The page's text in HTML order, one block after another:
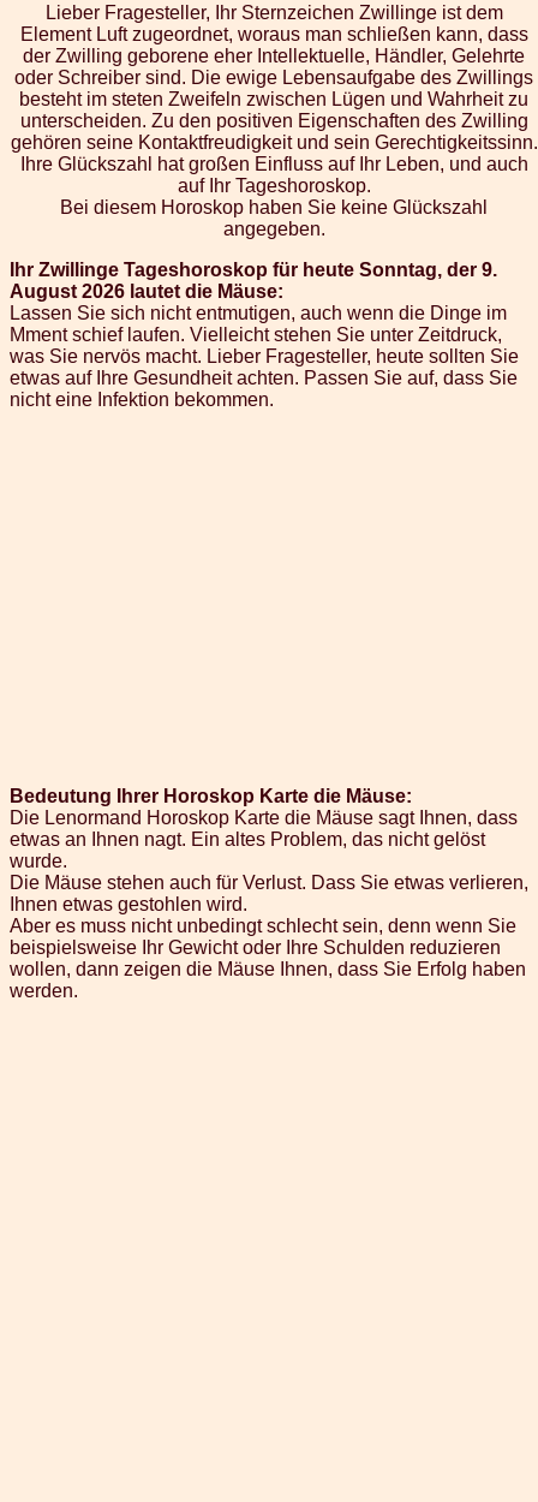
Lieber Fragesteller, Ihr Sternzeichen Zwillinge ist dem
Element Luft zugeordnet, woraus man schließen kann, dass
der Zwilling geborene eher Intellektuelle, Händler, Gelehrte
oder Schreiber sind. Die ewige Lebensaufgabe des Zwillings
besteht im steten Zweifeln zwischen Lügen und Wahrheit zu
unterscheiden. Zu den positiven Eigenschaften des Zwilling
gehören seine Kontaktfreudigkeit und sein Gerechtigkeitssinn.
Ihre Glückszahl hat großen Einfluss auf Ihr Leben, und auch
auf Ihr Tageshoroskop.
Bei diesem Horoskop haben Sie keine Glückszahl
angegeben.
Ihr Zwillinge Tageshoroskop für heute Sonntag, der 9.
August 2026 lautet die Mäuse:
Lassen Sie sich nicht entmutigen, auch wenn die Dinge im
Mment schief laufen. Vielleicht stehen Sie unter Zeitdruck,
was Sie nervös macht. Lieber Fragesteller, heute sollten Sie
etwas auf Ihre Gesundheit achten. Passen Sie auf, dass Sie
nicht eine Infektion bekommen.
Bedeutung Ihrer Horoskop Karte die Mäuse:
Die Lenormand Horoskop Karte die Mäuse sagt Ihnen, dass
etwas an Ihnen nagt. Ein altes Problem, das nicht gelöst
wurde.
Die Mäuse stehen auch für Verlust. Dass Sie etwas verlieren,
Ihnen etwas gestohlen wird.
Aber es muss nicht unbedingt schlecht sein, denn wenn Sie
beispielsweise Ihr Gewicht oder Ihre Schulden reduzieren
wollen, dann zeigen die Mäuse Ihnen, dass Sie Erfolg haben
werden.